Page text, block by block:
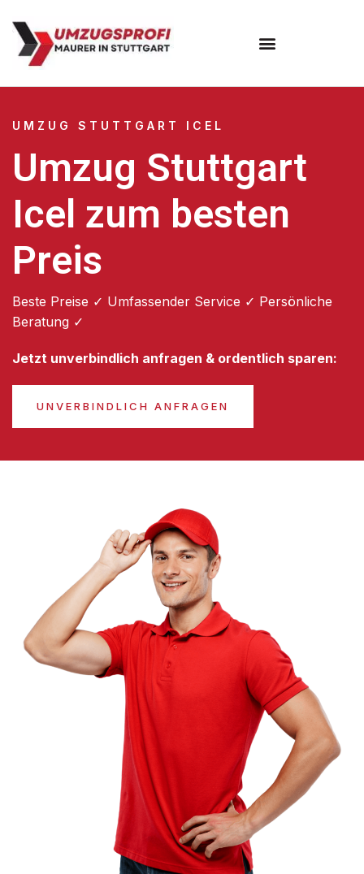
UMZUG STUTTGART ICEL
Umzug Stuttgart
Icel zum besten
Preis
Beste Preise ✓ Umfassender Service ✓ Persönliche
Beratung ✓
Jetzt unverbindlich anfragen & ordentlich sparen:
UNVERBINDLICH ANFRAGEN